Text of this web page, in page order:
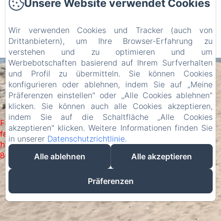
EN ES IT
DE
Powered mit Amenitiz
Failed to load BookingEngine/index: Loading chunk 2698
failed. (missing:
https://d1cmur5l0xva3h.cloudfront.net/packs/2698-
8080975d3316b4b3-fe2dec0bd67fe3fe.js)
Unsere Website verwendet Cookies
Wir verwenden Cookies und Tracker (auch von
Drittanbietern), um Ihre Browser-Erfahrung zu
verstehen und zu optimieren und um
Werbebotschaften basierend auf Ihrem Surfverhalten
und Profil zu übermitteln. Sie können Cookies
konfigurieren oder ablehnen, indem Sie auf „Meine
Präferenzen einstellen" oder „Alle Cookies ablehnen"
klicken. Sie können auch alle Cookies akzeptieren,
indem Sie auf die Schaltfläche „Alle Cookies
akzeptieren" klicken. Weitere Informationen finden Sie
in unserer Datenschutzrichtlinie.
Alle ablehnen
Alle akzeptieren
Präferenzen